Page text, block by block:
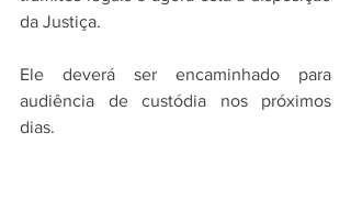
da Justiça.
Ele deverá ser encaminhado para
audiência de custódia nos próximos
dias.